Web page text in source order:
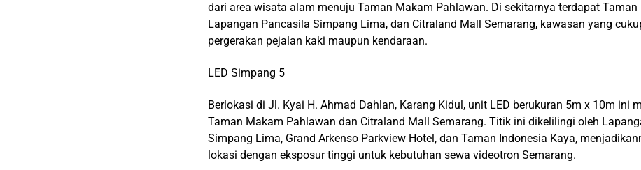
dari area wisata alam menuju Taman Makam Pahlawan. Di sekitarnya terdapat Taman
Lapangan Pancasila Simpang Lima, dan Citraland Mall Semarang, kawasan yang
pergerakan pejalan kaki maupun kendaraan.
LED Simpang 5
Berlokasi di Jl. Kyai H. Ahmad Dahlan, Karang Kidul, unit LED berukuran 5m x 10m ini
Taman Makam Pahlawan dan Citraland Mall Semarang. Titik ini dikelilingi oleh
Simpang Lima, Grand Arkenso Parkview Hotel, dan Taman Indonesia Kaya,
lokasi dengan eksposur tinggi untuk kebutuhan sewa videotron Semarang.